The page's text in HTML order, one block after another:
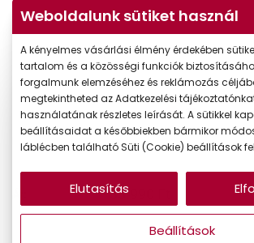
33.990 Ft
Weboldalunk sütiket használ
A kényelmes vásárlási élmény érdekében
tartalom és a közösségi funkciók
forgalmunk elemzéséhez és reklámozás
megtekintheted az Adatkezelési
használatának részletes leírását. A sütikkel
beállításaidat a későbbiekben bármikor
láblécben található Süti (Cookie) beállítások
Beállítások
Elutasítás